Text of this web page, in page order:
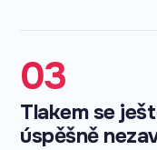
03
Tlakem se
úspěšně